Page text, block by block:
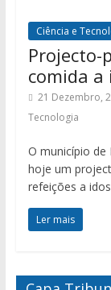
Ciência e
Projecto-
comida a
21 Dezembro,
Tecnologia
O município de
hoje um
refeições a
Ler mais